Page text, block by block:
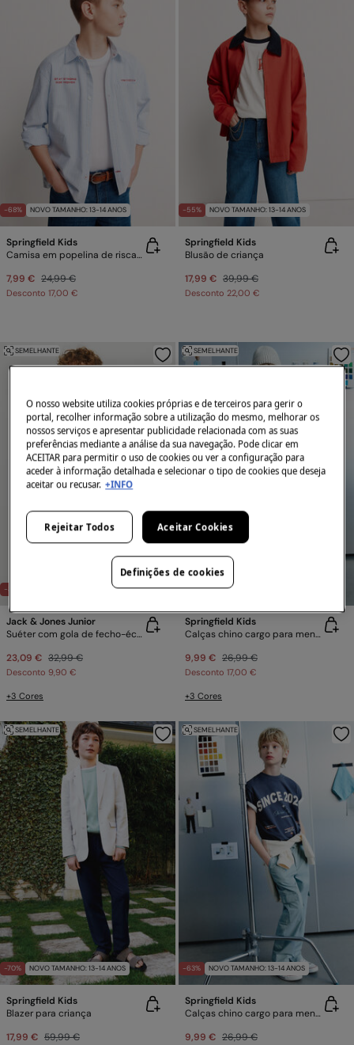
-68% NOVO TAMANHO: 13-14 ANOS
Springfield Kids
Camisa em popelina de riscas para menino
7,99 € 24,99 €
Desconto 17,00 €
-55% NOVO TAMANHO: 13-14 ANOS
Springfield Kids
Blusão de criança
17,99 € 39,99 €
Desconto 22,00 €
-30%
SEMELHANTE
Jack & Jones Junior
Suéter com gola de fecho-éclair
23,09 € 32,99 €
Desconto 9,90 €
+3 Cores
-63% NOVO TAMANHO: 13-14 ANOS
SEMELHANTE
Springfield Kids
Calças chino cargo para menino
9,99 € 26,99 €
Desconto 17,00 €
+3 Cores
-70% NOVO TAMANHO: 13-14 ANOS
SEMELHANTE
Springfield Kids
Blazer para criança
17,99 € 59,99 €
-63% NOVO TAMANHO: 13-14 ANOS
SEMELHANTE
Springfield Kids
Calças chino cargo para menino
9,99 € 26,99 €
O nosso website utiliza cookies próprias e de terceiros para gerir o
portal, recolher informação sobre a utilização do mesmo, melhorar os
nossos serviços e apresentar publicidade relacionada com as suas
preferências mediante a análise da sua navegação. Pode clicar em
ACEITAR para permitir o uso de cookies ou ver a configuração para
aceder à informação detalhada e selecionar o tipo de cookies que deseja
aceitar ou recusar. +INFO
Rejeitar Todos Aceitar Cookies
Definições de cookies